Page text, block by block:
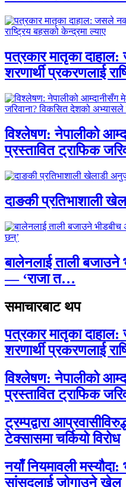
पत्रकार मातृका
शरणार्थी प्रकरणलाई
विश्लेषण: नेपालीको
प्रस्तावित ट्राफिक
दाङकी प्रतिभाशाली
बालेनलाई ताली
— ‘राजा त…
समाचारबाट थप
पत्रकार मातृका
शरणार्थी प्रकरणलाई
विश्लेषण: नेपालीको
प्रस्तावित ट्राफिक
ट्रम्पद्वारा
टेक्सासमा चर्कियो विरोध
नयाँ नियमावली मस्यौदा:
सांसदलाई जोगाउने खेल